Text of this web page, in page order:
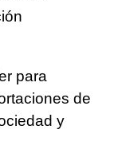
para
de
y